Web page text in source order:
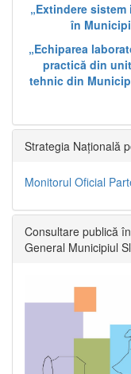
„Extindere
în
„Echiparea
practică din
tehnic din
Strategia Națională
Monitorul Oficial
Consultare publică
General Municipiul